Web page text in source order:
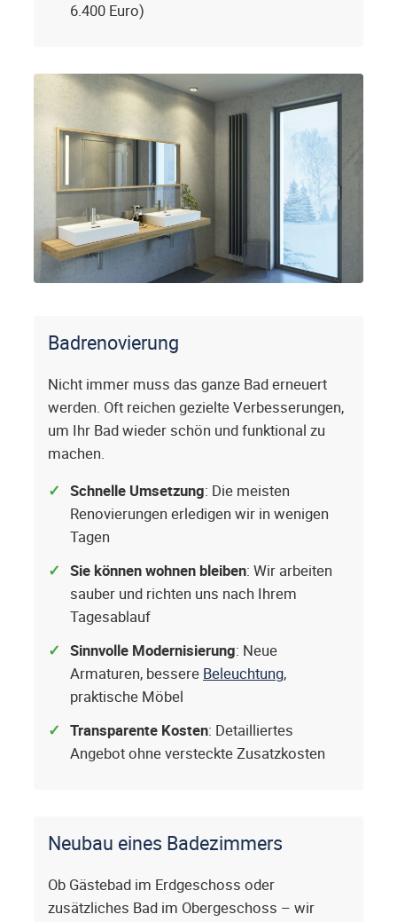
6.400 Euro)
Badrenovierung
Nicht immer muss das ganze Bad erneuert
werden. Oft reichen gezielte Verbesserungen,
um Ihr Bad wieder schön und funktional zu
machen.
Schnelle Umsetzung: Die meisten
Renovierungen erledigen wir in wenigen
Tagen
Sie können wohnen bleiben: Wir arbeiten
sauber und richten uns nach Ihrem
Tagesablauf
Sinnvolle Modernisierung: Neue
Armaturen, bessere Beleuchtung,
praktische Möbel
Transparente Kosten: Detailliertes
Angebot ohne versteckte Zusatzkosten
Neubau eines Badezimmers
Ob Gästebad im Erdgeschoss oder
zusätzliches Bad im Obergeschoss – wir